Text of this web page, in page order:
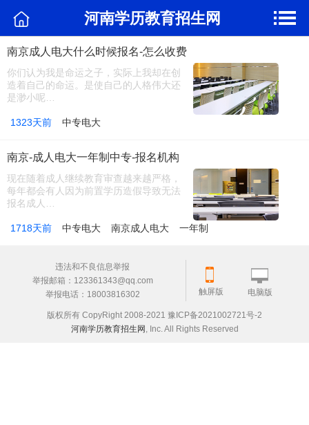
河南学历教育招生网
南京成人电大什么时候报名-怎么收费
你们认为我是命运之子，实际上我却在创
造着自己的命运。是使自己的人格伟大还
是渺小呢…
1323天前 中专电大
南京-成人电大一年制中专-报名机构
现在随着成人继续教育审查越来越严格，
每年都会有人因为前置学历造假导致无法
报名成人…
1718天前 中专电大 南京成人电大 一年制
违法和不良信息举报
举报邮箱：123361343@qq.com
举报电话：18003816302
触屏版 电脑版
版权所有 CopyRight 2008-2021 豫ICP备2021002721号-2
河南学历教育招生网 , Inc. All Rights Reserved